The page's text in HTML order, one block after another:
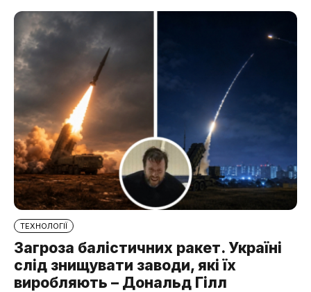
ТЕХНОЛОГІЇ
Загроза балістичних ракет. Україні
слід знищувати заводи, які їх
виробляють – Дональд Гілл